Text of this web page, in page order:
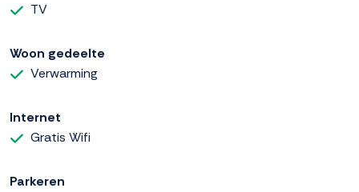
TV
Woon gedeelte
Verwarming
Internet
Gratis Wifi
Parkeren